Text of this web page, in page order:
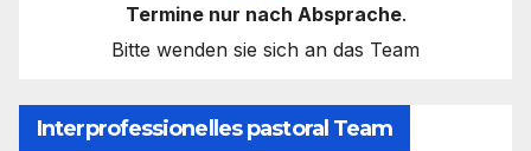
Termine nur nach Absprache.
Bitte wenden sie sich an das Team
Interprofessionelles pastoral Team